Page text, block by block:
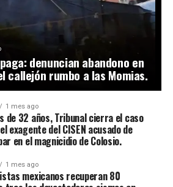
denuncian abandono en
callejón rumbo a las Momias.
1 mes ago
de 32 años, Tribunal cierra el caso
exagente del CISEN acusado de
en el magnicidio de Colosio.
1 mes ago
mexicanos recuperan 80